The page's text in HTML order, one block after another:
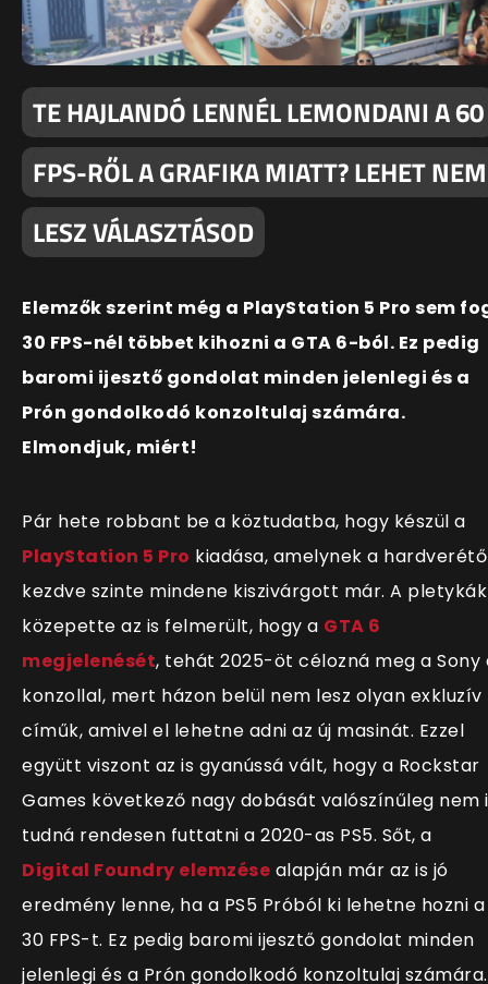
TE HAJLANDÓ LENNÉL LEMONDANI A 60
FPS-RŐL A GRAFIKA MIATT? LEHET NEM
LESZ VÁLASZTÁSOD
Elemzők szerint még a PlayStation 5 Pro sem
30 FPS-nél többet kihozni a GTA 6-ból. Ez pedig
baromi ijesztő gondolat minden jelenlegi és a
Prón gondolkodó konzoltulaj számára.
Elmondjuk, miért!
Pár hete robbant be a köztudatba, hogy készül a
PlayStation 5 Pro kiadása, amelynek a
kezdve szinte mindene kiszivárgott már. A pletykák
közepette az is felmerült, hogy a GTA 6
megjelenését, tehát 2025-öt célozná meg a Sony
konzollal, mert házon belül nem lesz olyan exkluzív
címűk, amivel el lehetne adni az új masinát. Ezzel
együtt viszont az is gyanússá vált, hogy a Rockstar
Games következő nagy dobását valószínűleg nem
tudná rendesen futtatni a 2020-as PS5. Sőt, a
Digital Foundry elemzése alapján már az is jó
eredmény lenne, ha a PS5 Próból ki lehetne hozni a
30 FPS-t. Ez pedig baromi ijesztő gondolat minden
jelenlegi és a Prón gondolkodó konzoltulaj számára.